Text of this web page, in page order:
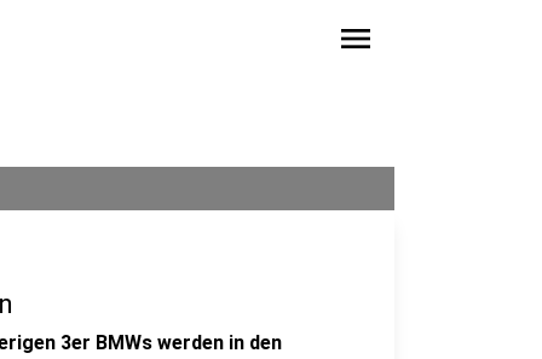
menu
3er BMWs werden in den